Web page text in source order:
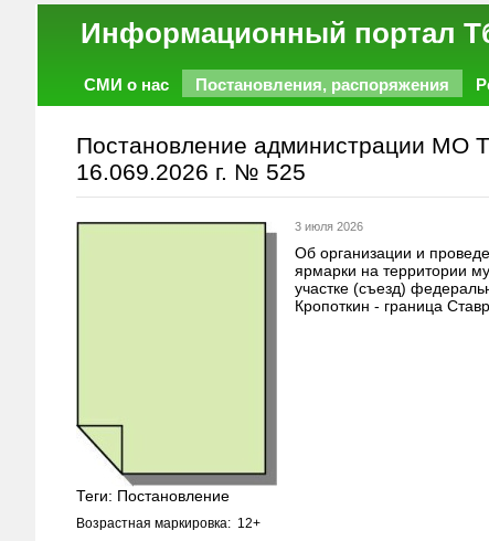
Информационный
СМИ о нас Постановления, распоряжения
Постановление администрации МО
16.069.2026 г. № 525
3 июля 2026
Об организации и
ярмарки на территории
участке (съезд)
Кропоткин - граница
Теги: Постановление
Возрастная маркировка: 12+